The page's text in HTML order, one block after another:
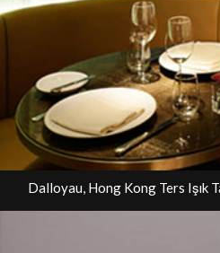
Dalloyau, Hong Kong Ters Işık